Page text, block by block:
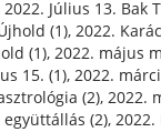
2022. Július 13. Bak
(1), 2022.
(1), 2022. május
15. (1), 2022.
(2), 2022.
(2),